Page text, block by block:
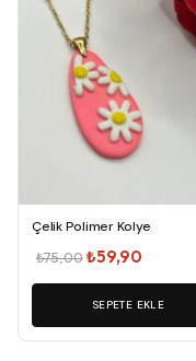
Çelik Polimer Kolye
₺75,00Orijinal
fiyat:
₺75,00.
₺59,90
andaki
fiyat:
SEPETE EKLE